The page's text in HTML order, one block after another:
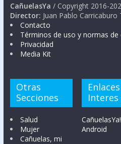
CañuelasYa / Copyright 2016-
Director: Juan Pablo
Contacto
Términos de uso y normas de
Privacidad
Media Kit
Otras
Secciones
Salud
Mujer
Cañuelas, mi
Interes
Android